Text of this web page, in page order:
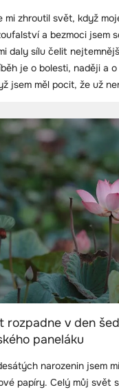
mi zhroutil svět, když
a bezmoci jsem
daly sílu čelit
je o bolesti, naději a
jsem měl pocit, že už
rozpadne v den
paneláku
narozenin jsem
papíry. Celý můj svět